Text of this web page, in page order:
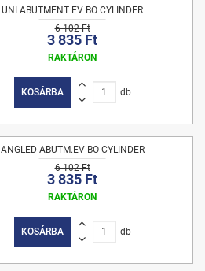
UNI ABUTMENT EV BO CYLINDER
6 102 Ft
3 835 Ft
RAKTÁRON
KOSÁRBA db
ANGLED ABUTM.EV BO CYLINDER
6 102 Ft
3 835 Ft
RAKTÁRON
KOSÁRBA db